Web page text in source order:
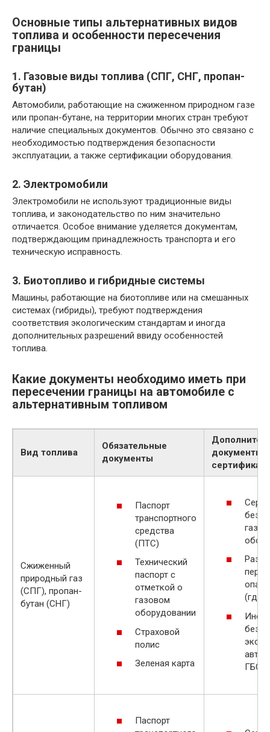
Основные типы альтернативных видов
топлива и особенности пересечения
границы
1. Газовые виды топлива (СПГ, СНГ, пропан-
бутан)
Автомобили, работающие на сжиженном природном газе
или пропан-бутане, на территории многих стран требуют
наличие специальных документов. Обычно это связано с
необходимостью подтверждения безопасности
эксплуатации, а также сертификации оборудования.
2. Электромобили
Электромобили не используют традиционные виды
топлива, и законодательство по ним значительно
отличается. Особое внимание уделяется документам,
подтверждающим принадлежность транспорта и его
техническую исправность.
3. Биотопливо и гибридные системы
Машины, работающие на биотопливе или на смешанных
системах (гибриды), требуют подтверждения
соответствия экологическим стандартам и иногда
дополнительных разрешений ввиду особенностей
топлива.
Какие документы необходимо иметь при
пересечении границы на автомобиле с
альтернативным топливом
Вид топлива
Обязательные
документы
документы и
Сжиженный
природный газ
(СПГ), пропан-
бутан (СНГ)
Паспорт
транспортного
средства
(ПТС)
Технический
паспорт с
отметкой о
газовом
оборудовании
Страховой
полис
Зеленая карта
(где
ГБО
Паспорт